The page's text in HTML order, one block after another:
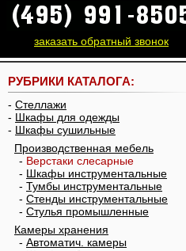
заказать обратный звонок
РУБРИКИ КАТАЛОГА:
- Стеллажи
- Шкафы для одежды
- Шкафы сушильные
Производственная мебель
- Верстаки слесарные
- Шкафы инструментальные
- Тумбы инструментальные
- Стенды инструментальные
- Стулья промышленные
Камеры хранения
- Автоматич. камеры